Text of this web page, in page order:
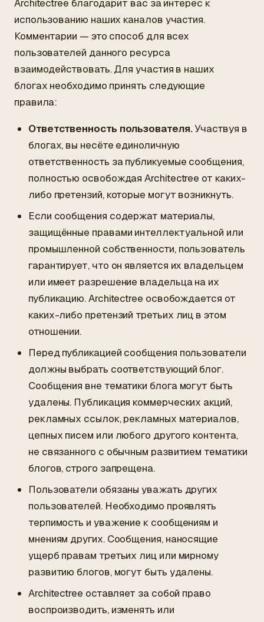
Architectree благодарит вас за интерес к
использованию наших каналов участия.
Комментарии — это способ для всех
пользователей данного ресурса
взаимодействовать. Для участия в наших
блогах необходимо принять следующие
правила:
Ответственность пользователя.Участвуя в
блогах, вы несёте единоличную
ответственность за публикуемые сообщения,
полностью освобождая Architectree от каких-
либо претензий, которые могут возникнуть.
Если сообщения содержат материалы,
защищённые правами интеллектуальной или
промышленной собственности, пользователь
гарантирует, что он является их владельцем
или имеет разрешение владельца на их
публикацию. Architectree освобождается от
каких-либо претензий третьих лиц в этом
отношении.
Перед публикацией сообщения пользователи
должны выбрать соответствующий блог.
Сообщения вне тематики блога могут быть
удалены. Публикация коммерческих акций,
рекламных ссылок, рекламных материалов,
цепных писем или любого другого контента,
не связанного с обычным развитием тематики
блогов, строго запрещена.
Пользователи обязаны уважать других
пользователей. Необходимо проявлять
терпимость и уважение к сообщениям и
мнениям других. Сообщения, наносящие
ущерб правам третьих лиц или мирному
развитию блогов, могут быть удалены.
Architectree оставляет за собой право
воспроизводить, изменять или